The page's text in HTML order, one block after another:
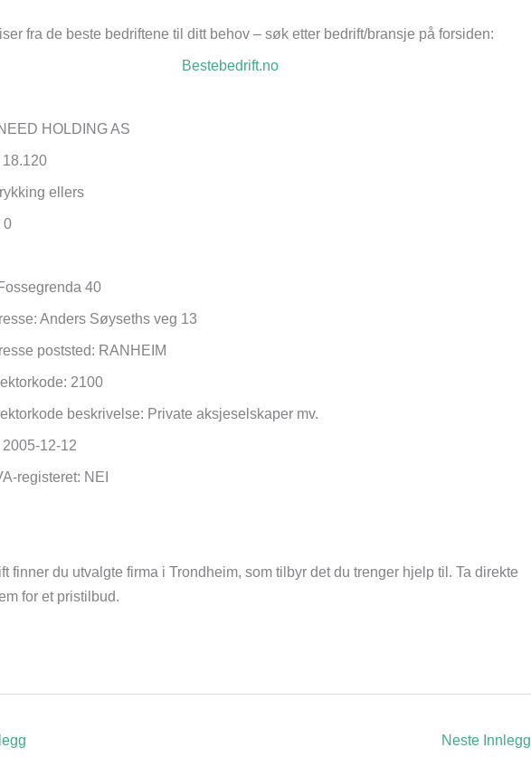
fra de beste bedriftene til ditt behov – søk etter bedrift/bransje på forsiden:
Bestebedrift.no
HOLDING AS
ellers
0
40
Anders Søyseths veg 13
poststed: RANHEIM
2100
beskrivelse: Private aksjeselskaper mv.
12-12
registeret: NEI
finner du utvalgte firma i Trondheim, som tilbyr det du trenger hjelp til. Ta direkte
for et pristilbud.
Neste Innlegg